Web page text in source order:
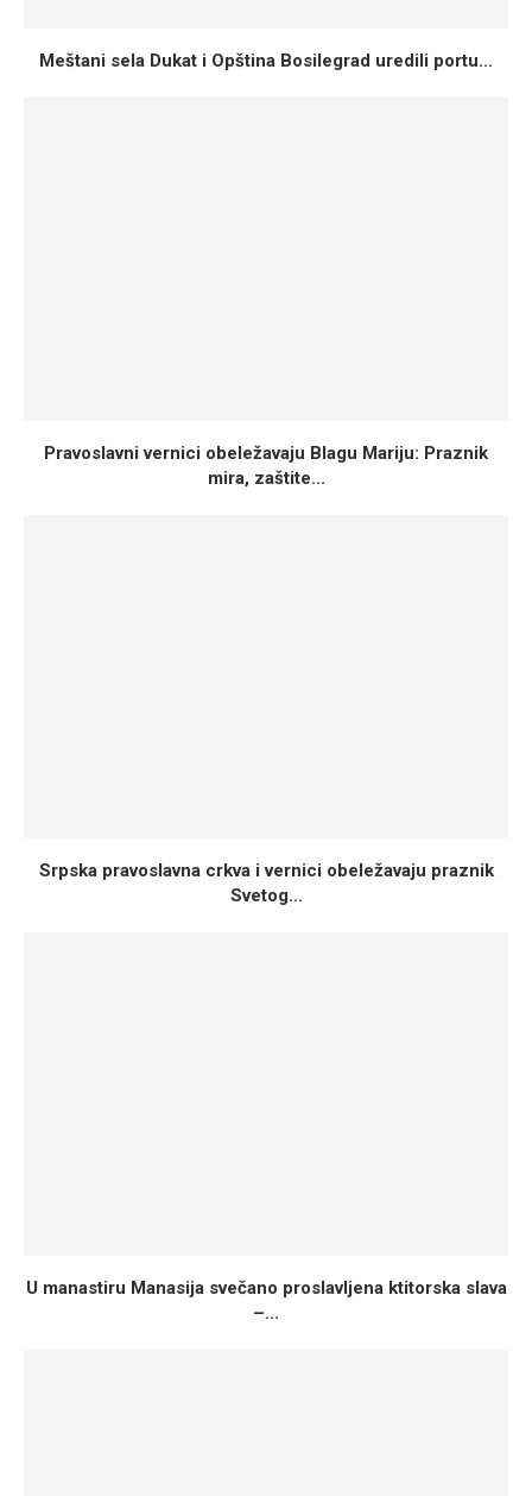
Meštani sela Dukat i Opština Bosilegrad uredili portu...
Pravoslavni vernici obeležavaju Blagu Mariju: Praznik
mira, zaštite...
Srpska pravoslavna crkva i vernici obeležavaju praznik
Svetog...
U manastiru Manasija svečano proslavljena ktitorska slava
–...